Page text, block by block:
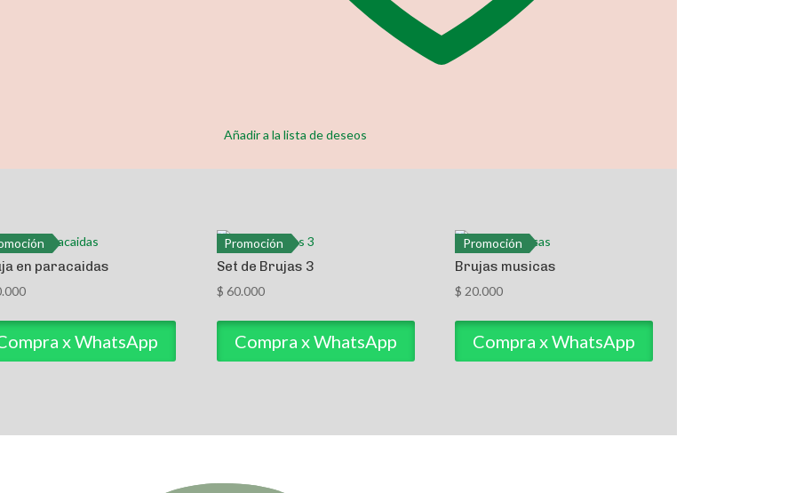
Añadir a la lista de deseos
en paracaidas
x WhatsApp
Promoción
Set de Brujas 3
$ 60.000
Compra x WhatsApp
Promoción
Brujas musicas
$ 20.000
Compra x WhatsApp